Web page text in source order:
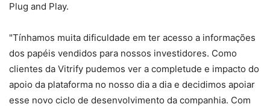
Plug and Play.
"Tínhamos muita dificuldade em ter acesso a informações
dos papéis vendidos para nossos investidores. Como
clientes da Vitrify pudemos ver a completude e impacto do
apoio da plataforma no nosso dia a dia e decidimos apoiar
esse novo ciclo de desenvolvimento da companhia. Com